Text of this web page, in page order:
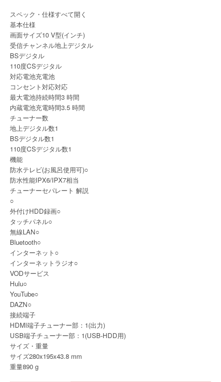
スペック・仕様すべて開く
基本仕様
画面サイズ10 V型(インチ)
受信チャンネル地上デジタル
BSデジタル
110度CSデジタル
対応電池充電池
コンセント対応対応
最大電池持続時間3 時間
内蔵電池充電時間3.5 時間
チューナー数
地上デジタル数1
BSデジタル数1
110度CSデジタル数1
機能
防水テレビ(お風呂使用可)○
防水性能IPX6/IPX7相当
チューナーセパレート 解説
○
外付けHDD録画○
タッチパネル○
無線LAN○
Bluetooth○
インターネット○
インターネットラジオ○
VODサービス
Hulu○
YouTube○
DAZN○
接続端子
HDMI端子チューナー部：1(出力)
USB端子チューナー部：1(USB-HDD用)
サイズ・重量
サイズ280x195x43.8 mm
重量890 g